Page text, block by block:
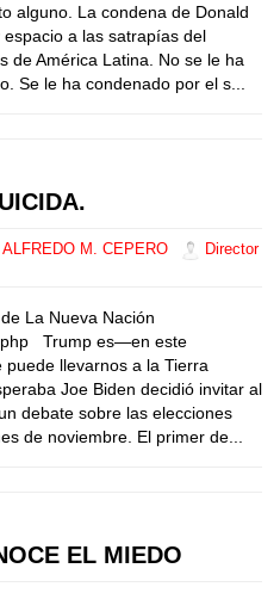
alguno. La condena de Donald
a las satrapías del
de América Latina. No se le ha
Se le ha condenado por el s...
ALFREDO M. CEPERO
Director
La Nueva Nación
Trump es—en este
llevarnos a la Tierra
Joe Biden decidió invitar al
debate sobre las elecciones
de noviembre. El primer de...
EL MIEDO